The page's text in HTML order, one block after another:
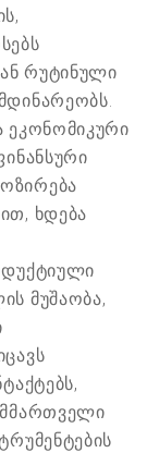
რუტინული
ხდება
მუშაობა,